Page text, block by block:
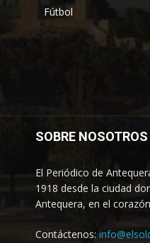
Fútbol
SOBRE NOSOTROS
El Periódico de
1918 desde la ciudad
Antequera, en el
Contáctenos: